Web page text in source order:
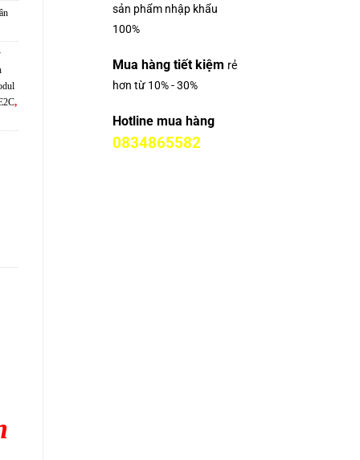
sản phẩm nhập khẩu
100%
Mua hàng tiết kiệm rẻ
hơn từ 10% - 30%
Hotline mua hàng
0834865582
,